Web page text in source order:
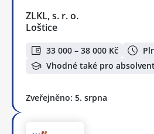
ZLKL, s. r. o.
Loštice
33 000 – 38 000 Kč
Vhodné také pro
Zveřejněno: 5. srpna